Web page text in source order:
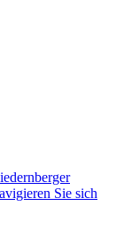
Sie sich